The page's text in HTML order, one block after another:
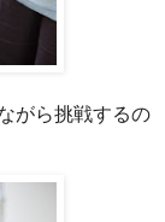
がら挑戦するの